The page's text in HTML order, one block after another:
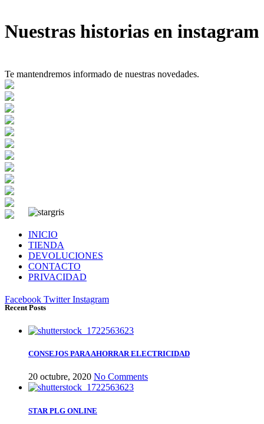
Nuestras historias en instagram
Te mantendremos informado de nuestras novedades.
INICIO
TIENDA
DEVOLUCIONES
CONTACTO
PRIVACIDAD
Facebook Twitter Instagram
Recent Posts
CONSEJOS PARA AHORRAR ELECTRICIDAD
20 octubre, 2020 No Comments
STAR PLG ONLINE